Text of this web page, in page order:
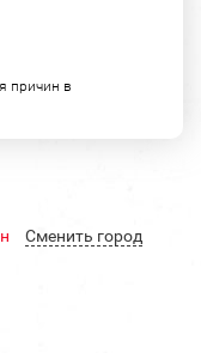
причин в
Cменить город